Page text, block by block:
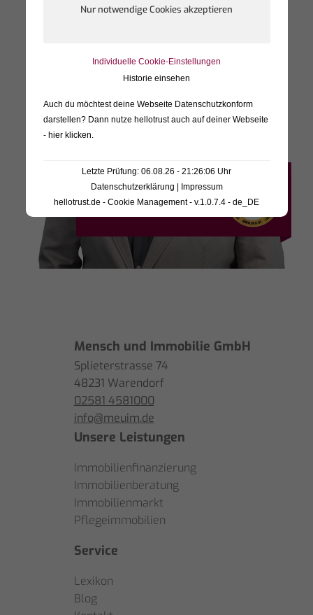
Mensch und Immobilie GmbH
Splieterstrasse 74
48231 Warendorf
02581 4581000
info@meuim.de
Unsere Leistungen
Immobilienfinanzierung
Immobilienberatung
Immobilienmarkt
Pflegeimmobilien
Service
Lexikon
Blog
Individuelle Cookie-Einstellungen
Historie einsehen
Auch du möchtest deine Webseite Datenschutzkonform
darstellen? Dann nutze hellotrust auch auf deiner Webseite
- hier klicken.
Letzte Prüfung: 06.08.26 - 21:26:06 Uhr
Datenschutzerklärung
Impressum
hellotrust.de - Cookie Management - v.1.0.7.4 - de_DE